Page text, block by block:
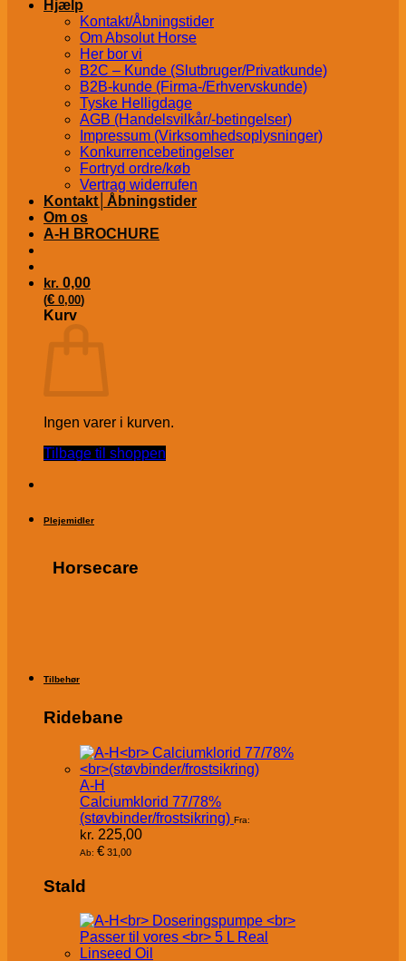
Hjælp
Kontakt/Åbningstider
Om Absolut Horse
Her bor vi
B2C – Kunde (Slutbruger/Privatkunde)
B2B-kunde (Firma-/Erhvervskunde)
Tyske Helligdage
AGB (Handelsvilkår/-betingelser)
Impressum (Virksomhedsoplysninger)
Konkurrencebetingelser
Fortryd ordre/køb
Vertrag widerrufen
Kontakt│Åbningstider
Om os
A-H BROCHURE
kr. 0,00
(€ 0,00)
Kurv
Ingen varer i kurven.
Tilbage til shoppen
Plejemidler
Horsecare
Tilbehør
Ridebane
A-H
Calciumklorid 77/78%
(støvbinder/frostsikring) Fra:
kr. 225,00
Ab: € 31,00
Stald